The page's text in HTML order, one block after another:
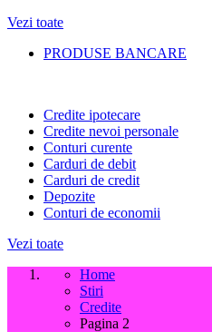
Vezi toate
PRODUSE BANCARE
Credite ipotecare
Credite nevoi personale
Conturi curente
Carduri de debit
Carduri de credit
Depozite
Conturi de economii
Vezi toate
Home
Stiri
Credite
Pagina 2